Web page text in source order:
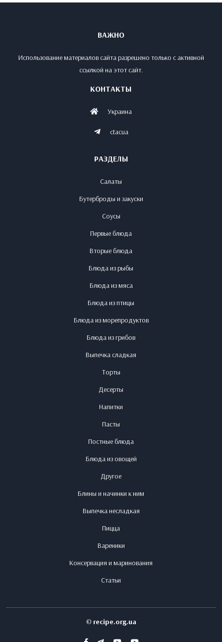
ВАЖНО
Использование материалов сайта разрешено только с активной
ссылкой на этот сайт.
КОНТАКТЫ
Украина
ctacua
РАЗДЕЛЫ
Салаты
Бутерброды и закуски
Соусы
Первые блюда
Вторые блюда
Блюда из рыбы
Блюда из мяса
Блюда из птицы
Блюда из морепродуктов
Блюда из грибов
Выпечка сладкая
Торты
Десерты
Напитки
Пасты
Постные блюда
Блюда из овощей
Другое
Блины и начинки к ним
Выпечка несладкая
Пицца
Вареники
Консервация и маринования
Статьи
© recipe.org.ua